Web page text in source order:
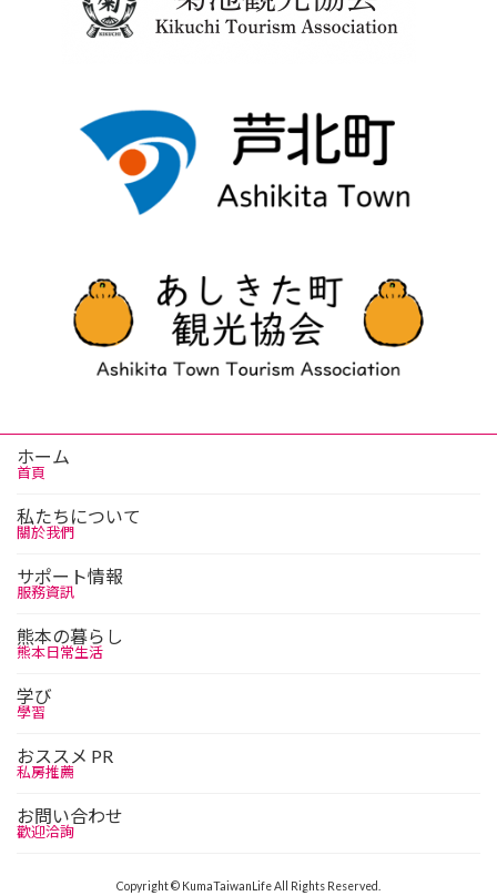
ホーム
首頁
私たちについて
關於我們
サポート情報
服務資訊
熊本の暮らし
熊本日常生活
学び
學習
おススメ PR
私房推薦
お問い合わせ
歡迎洽詢
Copyright © KumaTaiwanLife All Rights Reserved.